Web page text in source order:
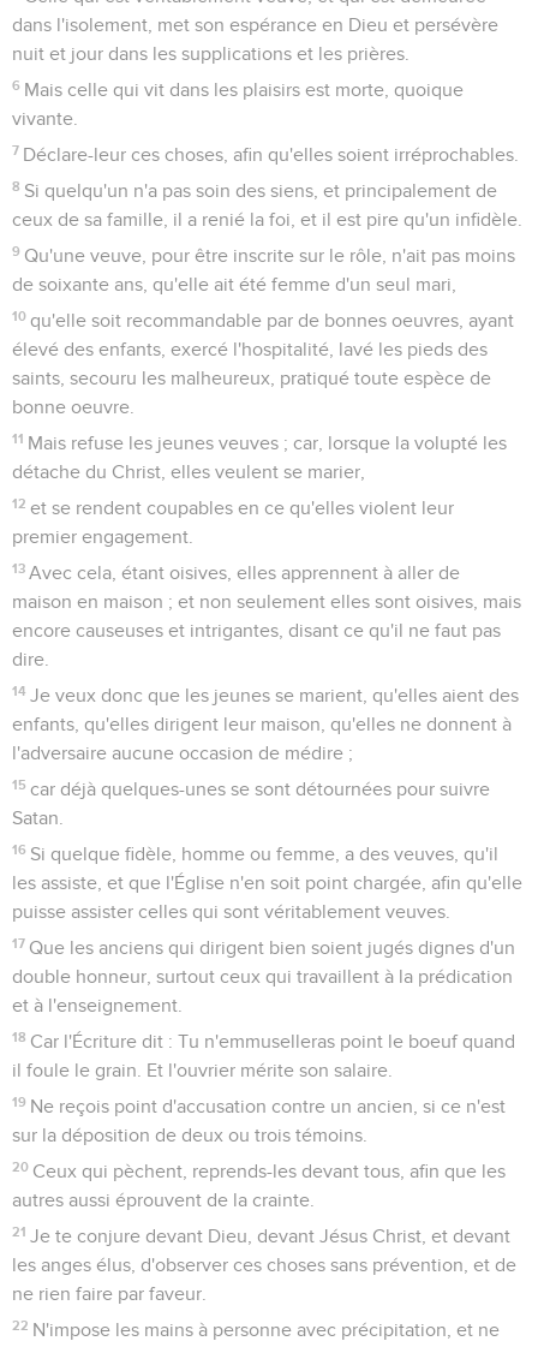
dans l'isolement, met son espérance en Dieu et persévère
nuit et jour dans les supplications et les prières.
6 Mais celle qui vit dans les plaisirs est morte, quoique
vivante.
7 Déclare-leur ces choses, afin qu'elles soient irréprochables.
8 Si quelqu'un n'a pas soin des siens, et principalement de
ceux de sa famille, il a renié la foi, et il est pire qu'un infidèle.
9 Qu'une veuve, pour être inscrite sur le rôle, n'ait pas moins
de soixante ans, qu'elle ait été femme d'un seul mari,
10 qu'elle soit recommandable par de bonnes oeuvres, ayant
élevé des enfants, exercé l'hospitalité, lavé les pieds des
saints, secouru les malheureux, pratiqué toute espèce de
bonne oeuvre.
11 Mais refuse les jeunes veuves ; car, lorsque la volupté les
détache du Christ, elles veulent se marier,
12 et se rendent coupables en ce qu'elles violent leur
premier engagement.
13 Avec cela, étant oisives, elles apprennent à aller de
maison en maison ; et non seulement elles sont oisives, mais
encore causeuses et intrigantes, disant ce qu'il ne faut pas
dire.
14 Je veux donc que les jeunes se marient, qu'elles aient des
enfants, qu'elles dirigent leur maison, qu'elles ne donnent à
l'adversaire aucune occasion de médire ;
15 car déjà quelques-unes se sont détournées pour suivre
Satan.
16 Si quelque fidèle, homme ou femme, a des veuves, qu'il
les assiste, et que l'Église n'en soit point chargée, afin qu'elle
puisse assister celles qui sont véritablement veuves.
17 Que les anciens qui dirigent bien soient jugés dignes d'un
double honneur, surtout ceux qui travaillent à la prédication
et à l'enseignement.
18 Car l'Écriture dit : Tu n'emmuselleras point le boeuf quand
il foule le grain. Et l'ouvrier mérite son salaire.
19 Ne reçois point d'accusation contre un ancien, si ce n'est
sur la déposition de deux ou trois témoins.
20 Ceux qui pèchent, reprends-les devant tous, afin que les
autres aussi éprouvent de la crainte.
21 Je te conjure devant Dieu, devant Jésus Christ, et devant
les anges élus, d'observer ces choses sans prévention, et de
ne rien faire par faveur.
22 N'impose les mains à personne avec précipitation, et ne